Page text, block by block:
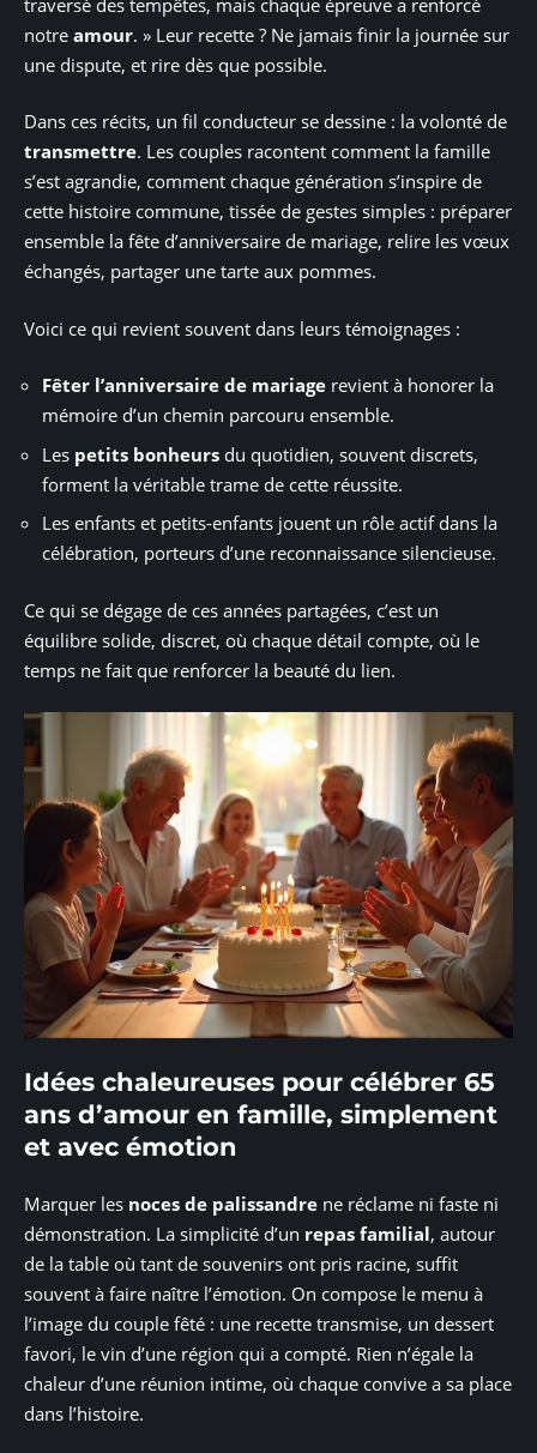
notre amour. » Leur recette ? Ne jamais finir la journée sur
une dispute, et rire dès que possible.
Dans ces récits, un fil conducteur se dessine : la volonté de
transmettre. Les couples racontent comment la famille
s’est agrandie, comment chaque génération s’inspire de
cette histoire commune, tissée de gestes simples : préparer
ensemble la fête d’anniversaire de mariage, relire les vœux
échangés, partager une tarte aux pommes.
Voici ce qui revient souvent dans leurs témoignages :
Fêter l’anniversaire de mariage revient à honorer la
mémoire d’un chemin parcouru ensemble.
Les petits bonheurs du quotidien, souvent discrets,
forment la véritable trame de cette réussite.
Les enfants et petits-enfants jouent un rôle actif dans la
célébration, porteurs d’une reconnaissance silencieuse.
Ce qui se dégage de ces années partagées, c’est un
équilibre solide, discret, où chaque détail compte, où le
temps ne fait que renforcer la beauté du lien.
Idées chaleureuses pour célébrer 65
ans d’amour en famille, simplement
et avec émotion
Marquer les noces de palissandre ne réclame ni faste ni
démonstration. La simplicité d’un repas familial, autour
de la table où tant de souvenirs ont pris racine, suffit
souvent à faire naître l’émotion. On compose le menu à
l’image du couple fêté : une recette transmise, un dessert
favori, le vin d’une région qui a compté. Rien n’égale la
chaleur d’une réunion intime, où chaque convive a sa place
dans l’histoire.